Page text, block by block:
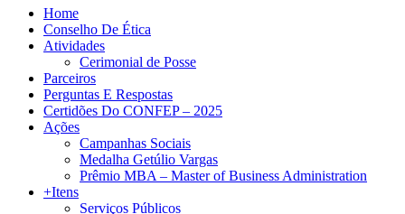
Home
Conselho De Ética
Atividades
Cerimonial de Posse
Parceiros
Perguntas E Respostas
Certidões Do CONFEP – 2025
Ações
Campanhas Sociais
Medalha Getúlio Vargas
Prêmio MBA – Master of Business Administration
+Itens
Serviços Públicos